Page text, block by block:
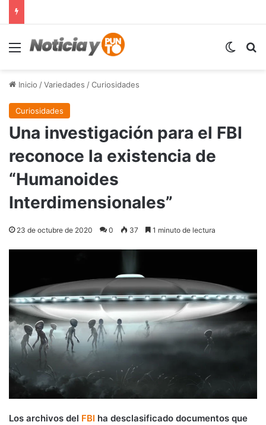
Menú
Inicio /Variedades /Curiosidades
Curiosidades
Una investigación para el FBI
reconoce la existencia de
“Humanoides
Interdimensionales”
23 de octubre de 2020 0 37 1 minuto de lectura
Los archivos del FBI ha desclasificado documentos que